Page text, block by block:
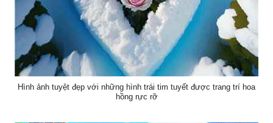
Hình ảnh tuyệt đẹp với những hình trái tim tuyết được trang trí hoa
hồng rực rỡ